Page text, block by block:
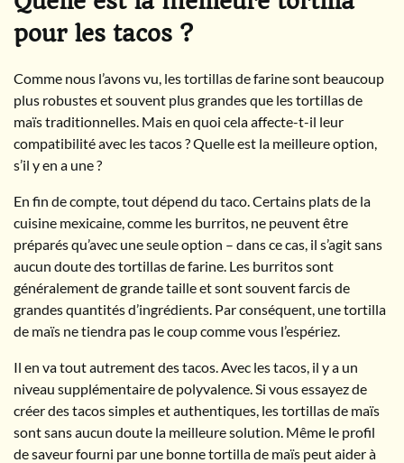
pour les tacos ?
Comme nous l’avons vu, les tortillas de farine sont beaucoup
plus robustes et souvent plus grandes que les tortillas de
maïs traditionnelles. Mais en quoi cela affecte-t-il leur
compatibilité avec les tacos ? Quelle est la meilleure option,
s’il y en a une ?
En fin de compte, tout dépend du taco. Certains plats de la
cuisine mexicaine, comme les burritos, ne peuvent être
préparés qu’avec une seule option – dans ce cas, il s’agit sans
aucun doute des tortillas de farine. Les burritos sont
généralement de grande taille et sont souvent farcis de
grandes quantités d’ingrédients. Par conséquent, une tortilla
de maïs ne tiendra pas le coup comme vous l’espériez.
Il en va tout autrement des tacos. Avec les tacos, il y a un
niveau supplémentaire de polyvalence. Si vous essayez de
créer des tacos simples et authentiques, les tortillas de maïs
sont sans aucun doute la meilleure solution. Même le profil
de saveur fourni par une bonne tortilla de maïs peut aider à